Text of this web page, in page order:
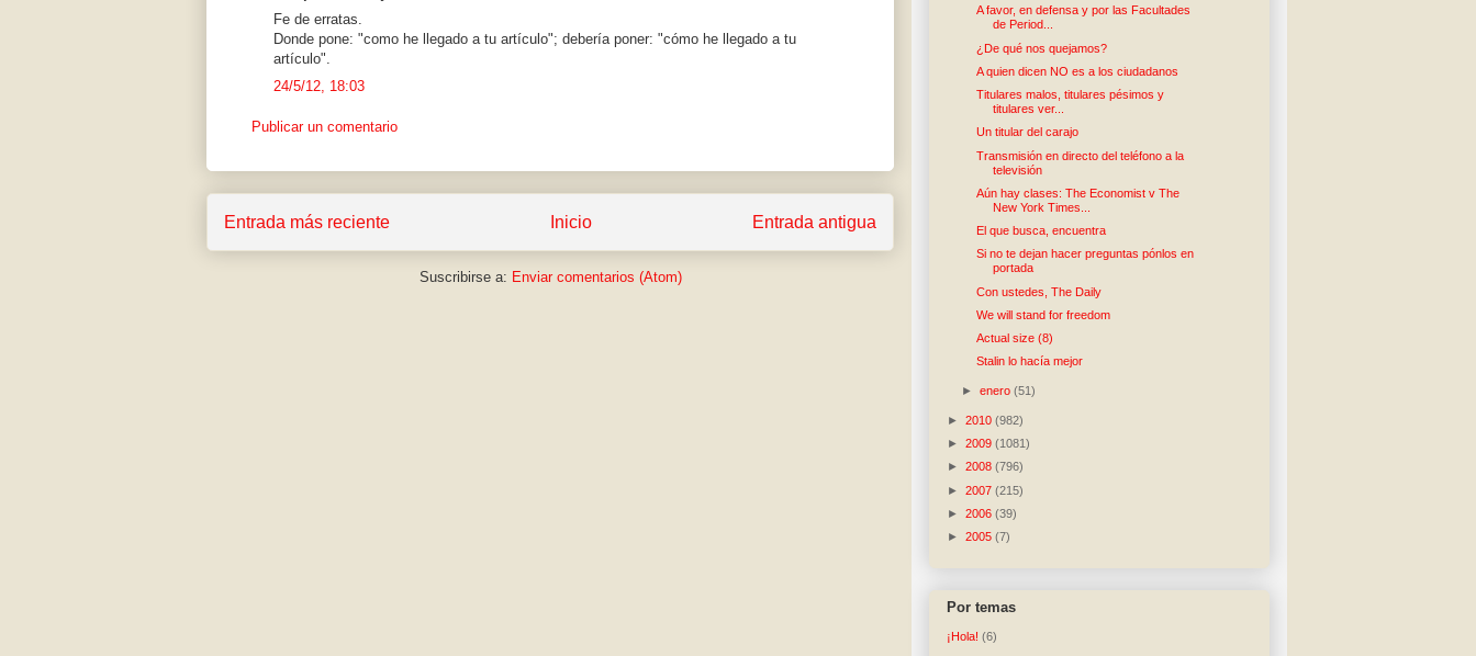
Fe de erratas.
Donde pone: "como he llegado a tu artículo"; debería poner: "cómo he llegado a tu
artículo".
24/5/12, 18:03
Publicar un comentario
Entrada más reciente Entrada antigua
Inicio
Suscribirse a: Enviar comentarios (Atom)
A favor, en defensa y por las Facultades
de Period...
¿De qué nos quejamos?
A quien dicen NO es a los ciudadanos
Titulares malos, titulares pésimos y
titulares ver...
Un titular del carajo
Transmisión en directo del teléfono a la
televisión
Aún hay clases: The Economist v The
New York Times...
El que busca, encuentra
Si no te dejan hacer preguntas pónlos en
portada
Con ustedes, The Daily
We will stand for freedom
Actual size (8)
Stalin lo hacía mejor
►enero(51)
► 2010 (982)
► 2009 (1081)
► 2008 (796)
► 2007 (215)
► 2006 (39)
► 2005 (7)
Por temas
¡Hola! (6)